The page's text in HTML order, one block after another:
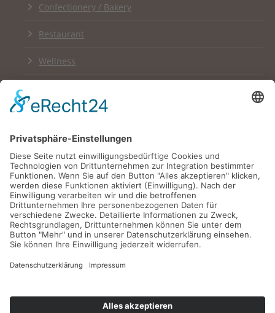
Confectionery / Bakery
Restaurant
Wellness
Links
Datenschutzerklärung
Newsletter
English Version